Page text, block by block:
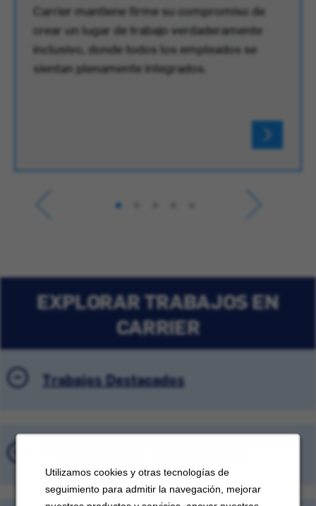
Utilizamos cookies y otras tecnologías de
seguimiento para admitir la navegación, mejorar
Carrier mantiene firme su compromiso de
crear un lugar de trabajo verdaderamente
inclusivo, donde todos los empleados se
sientan plenamente integrados.
EXPLORAR TRABAJOS EN
CARRIER
Trabajos Destacados